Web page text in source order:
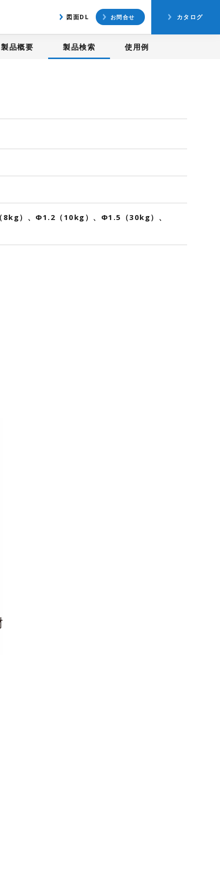
図面DL お問合せ カタログ
製品概要 製品検索 使用例
）、Φ1.2（10kg）、Φ1.5（30kg）、